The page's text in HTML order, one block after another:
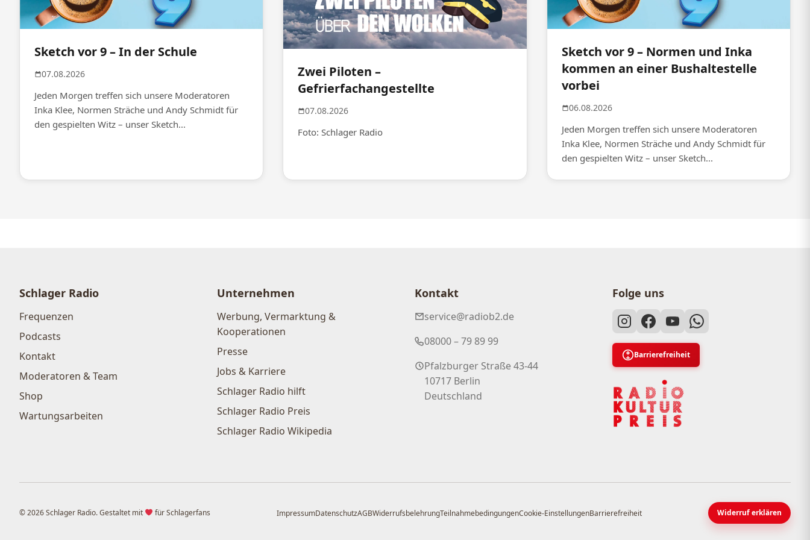
Sketch vor 9 – In der Schule
07.08.2026
Jeden Morgen treffen sich unsere Moderatoren
Inka Klee, Normen Sträche und Andy Schmidt für
den gespielten Witz – unser Sketch...
Zwei Piloten –
Gefrierfachangestellte
07.08.2026
Foto: Schlager Radio
Sketch vor 9 – Normen und Inka
kommen an einer Bushaltestelle
vorbei
06.08.2026
Jeden Morgen treffen sich unsere Moderatoren
Inka Klee, Normen Sträche und Andy Schmidt für
den gespielten Witz – unser Sketch...
Schlager Radio
Frequenzen
Podcasts
Kontakt
Moderatoren & Team
Shop
Wartungsarbeiten
Unternehmen
Werbung, Vermarktung &
Kooperationen
Presse
Jobs & Karriere
Schlager Radio hilft
Schlager Radio Preis
Schlager Radio Wikipedia
Kontakt
service@radiob2.de
08000 – 79 89 99
Pfalzburger Straße 43-44
10717 Berlin
Deutschland
Folge uns
Barrierefreiheit
© 2026 Schlager Radio. Gestaltet mit für Schlagerfans ImpressumDatenschutzAGBWiderrufsbelehrungTeilnahmebedingungenCookie-EinstellungenBarrierefreiheit Widerruf erklären